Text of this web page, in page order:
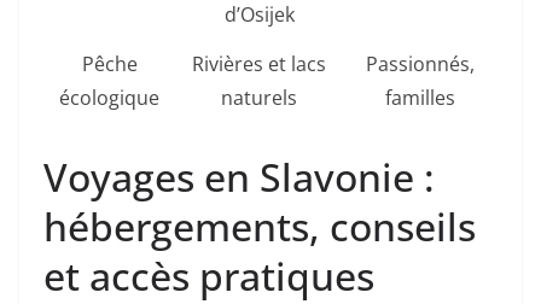
d’Osijek
Pêche
écologique
Rivières et lacs
naturels
Passionnés,
familles
Voyages en Slavonie :
hébergements, conseils
et accès pratiques